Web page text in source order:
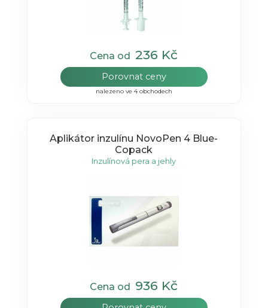
Cena od236 Kč
Porovnat ceny
nalezeno ve 4 obchodech
Aplikátor inzulínu NovoPen 4 Blue-
Copack
Inzulínová pera a jehly
Cena od 936 Kč